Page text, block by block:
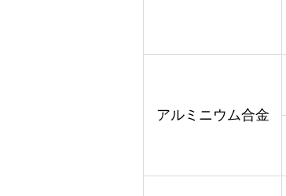
アルミニウム合金